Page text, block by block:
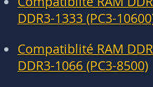
DDR3-1333 (PC3-
Compatiblité RAM
DDR3-1066 (PC3-8500)